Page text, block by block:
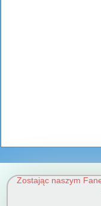
Zostając naszym